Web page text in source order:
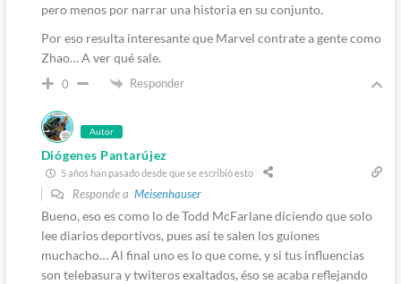
pero menos por narrar una historia en su conjunto.
Por eso resulta interesante que Marvel contrate a gente como
Zhao… A ver qué sale.
0 Responder
Autor
Diógenes Pantarújez
5 años han pasado desde que se escribió esto
Responde a Meisenhauser
Bueno, eso es como lo de Todd McFarlane diciendo que solo
lee diarios deportivos, pues así te salen los guiones
muchacho… Al final uno es lo que come, y si tus influencias
son telebasura y twiteros exaltados, éso se acaba reflejando